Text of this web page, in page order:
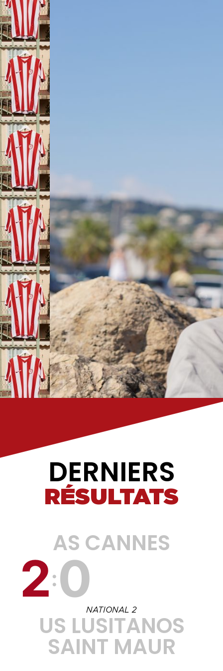
DERNIERS
RÉSULTATS
AS CANNES
2:0
NATIONAL 2
US LUSITANOS
SAINT MAUR